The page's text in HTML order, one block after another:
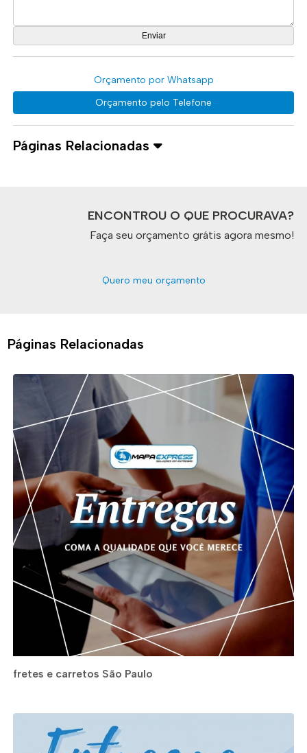
Orçamento por Whatsapp
Orçamento pelo Telefone
Páginas Relacionadas
ENCONTROU O QUE PROCURAVA?
Faça seu orçamento grátis agora mesmo!
Quero meu orçamento
Páginas Relacionadas
fretes e carretos São Paulo